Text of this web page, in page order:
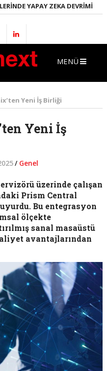
YAPAY ZEKA DEVRIMI
MENÜ
Yeni İş Birliği
Yeni İş
/ Genel
üzerinde çalışan
Prism Central
Bu entegrasyon
ölçekte
sanal masaüstü
avantajlarından